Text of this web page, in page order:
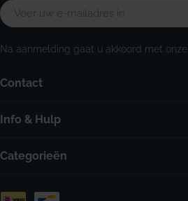
Contact
Info & Hulp
Categorieën
E-
mail
Na aanmelding gaat u akkoord met onze